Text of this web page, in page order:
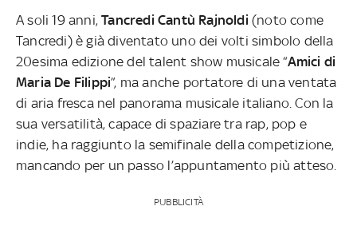
A soli 19 anni,Tancredi Cantù Rajnoldi (noto come
Tancredi) è già diventato uno dei volti simbolo della
20esima edizione del talent show musicale “Amici di
Maria De Filippi”, ma anche portatore di una ventata
di aria fresca nel panorama musicale italiano. Con la
sua versatilità, capace di spaziare tra rap, pop e
indie, ha raggiunto la semifinale della competizione,
mancando per un passo l’appuntamento più atteso.
PUBBLICITÀ